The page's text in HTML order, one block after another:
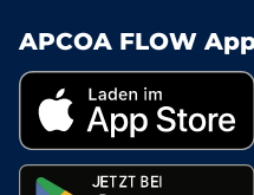
APCOA FLOW